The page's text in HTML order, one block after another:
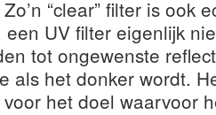
“clear” filter is ook
UV filter eigenlijk
tot ongewenste
als het donker wordt.
het doel waarvoor